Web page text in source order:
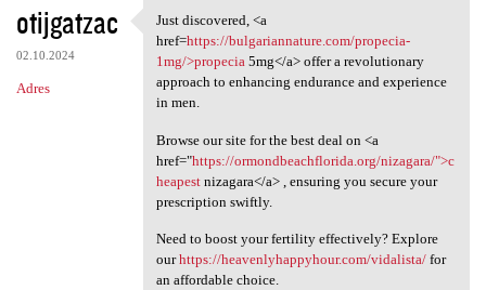
otijgatzac
02.10.2024
Adres
Just discovered, <a href
Just discovered, <a
href=https://bulgariannature.com/propecia-
1mg/>propecia5mg</a> offer a revolutionary
approach to enhancing endurance and experience
in men.
Browse our site for the best deal on <a
href="https://ormondbeachflorida.org/nizagara/">c
heapestnizagara</a> , ensuring you secure your
prescription swiftly.
Need to boost your fertility effectively? Explore
ourhttps://heavenlyhappyhour.com/vidalista/for
an affordable choice.